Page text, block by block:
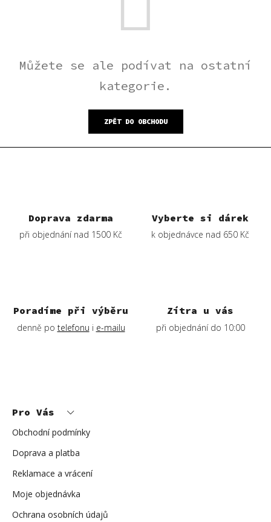
Můžete se ale podívat na ostatní
kategorie.
ZPĚT DO OBCHODU
Doprava zdarma
při objednání nad 1500 Kč
Vyberte si dárek
k objednávce nad 650 Kč
Poradíme při výběru
denně po telefonu i e-mailu
Zítra u vás
při objednání do 10:00
Pro Vás
Obchodní podmínky
Doprava a platba
Reklamace a vrácení
Moje objednávka
Ochrana osobních údajů